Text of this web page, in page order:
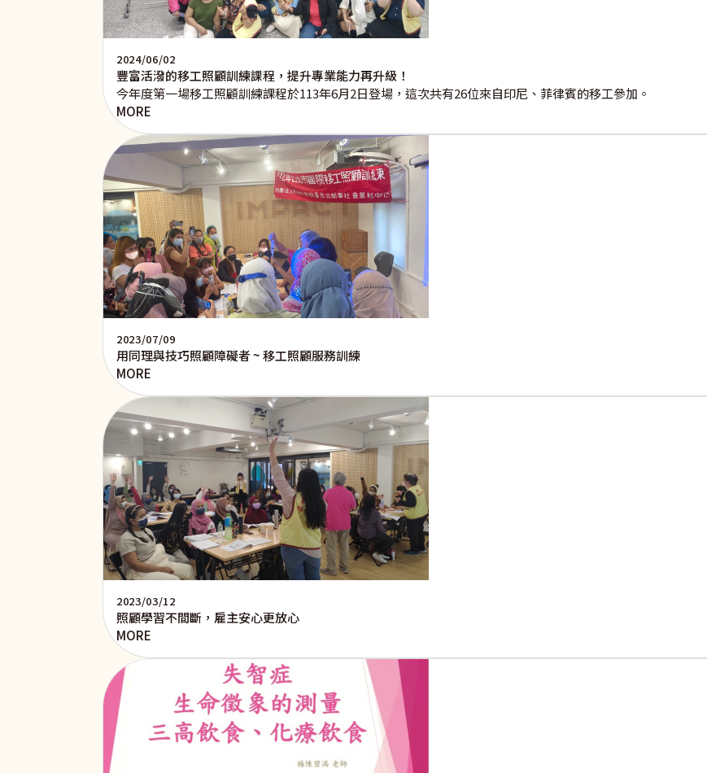
2024/06/02
豐富活潑的移工照顧訓練課程，提升專業能力再升級！
今年度第一場移工照顧訓練課程於113年6月2日登場，這次共有26位來自印尼、菲律賓的移工參加。
MORE
2023/07/09
用同理與技巧照顧障礙者 ~ 移工照顧服務訓練
MORE
2023/03/12
照顧學習不間斷，雇主安心更放心
MORE